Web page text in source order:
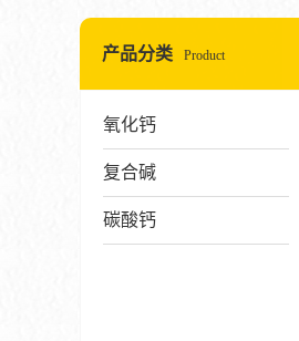
产品分类 Product
氧化钙
复合碱
碳酸钙